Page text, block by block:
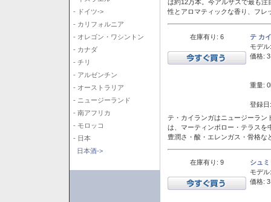
- ドイツ->
- カリフォルニア
- オレゴン・ワシントン
- カナダ
- チリ
- アルゼンチン
- オーストラリア
- ニュージーランド
- 南アフリカ
- モロッコ
- 日本
日本酒->
は約12万本。今アルザスで最も
性とアロマティックな香り、フレ
在庫有り: 6
テ カ
モデル:
価格:
重量:
登録
テ・カイランガはニュージーラン
は、マーティンボロー・テラスを
豊潤さ・酸・エレンガス・骨格
在庫有り: 9
シュ
モデル:
価格: